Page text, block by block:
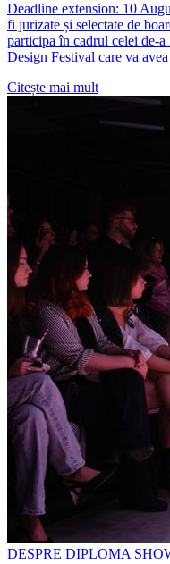
Deadline extension: 10
fi jurizate și selectate de
participa în cadrul celei de-
Design Festival care va
Citește mai mult
DESPRE DIPLOMA